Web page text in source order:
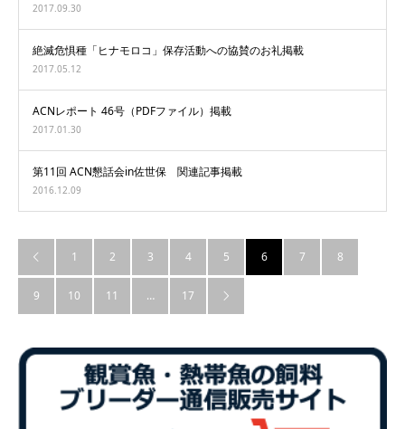
2017.09.30
絶滅危惧種「ヒナモロコ」保存活動への協賛のお礼掲載
2017.05.12
ACNレポート 46号（PDFファイル）掲載
2017.01.30
第11回 ACN懇話会in佐世保 関連記事掲載
2016.12.09
 1 2 3 4 5 6 7 8
9 10 11 … 17 